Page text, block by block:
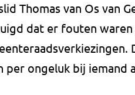
Thomas van Os van
dat er fouten
per ongeluk bij iemand